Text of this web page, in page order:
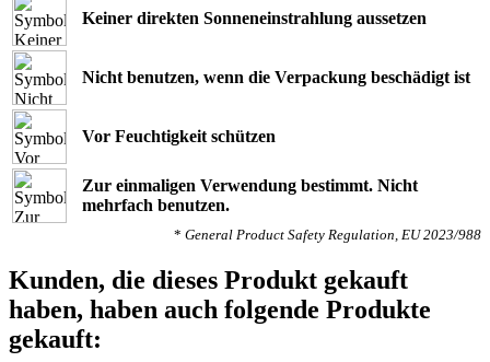
Keiner direkten Sonneneinstrahlung aussetzen
Nicht benutzen, wenn die Verpackung beschädigt ist
Vor Feuchtigkeit schützen
Zur einmaligen Verwendung bestimmt. Nicht
mehrfach benutzen.
* General Product Safety Regulation, EU 2023/988
Kunden, die dieses Produkt gekauft
haben, haben auch folgende Produkte
gekauft: